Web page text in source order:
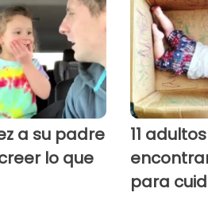
a su padre
lo que
11
para